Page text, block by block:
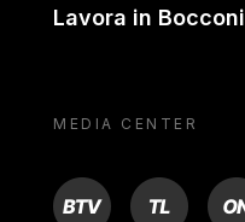
Lavora in Bocconi
MEDIA CENTER
BTV TL ON